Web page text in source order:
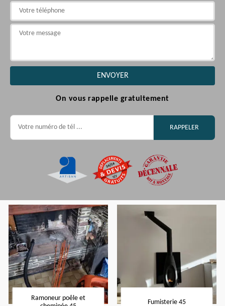
On vous rappelle gratuitement
Ramoneur poêle et
Fumisterie 45